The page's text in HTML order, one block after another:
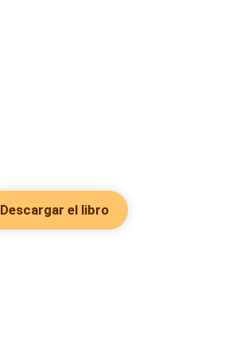
Descargar el libro